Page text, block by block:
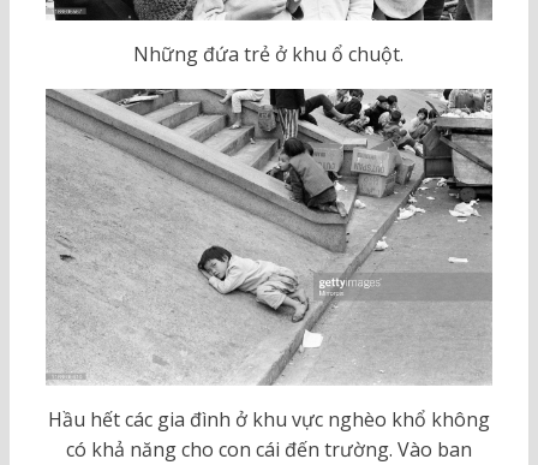
Những đứa trẻ ở khu ổ chuột.
Hầu hết các gia đình ở khu vực nghèo khổ không
có khả năng cho con cái đến trường. Vào ban